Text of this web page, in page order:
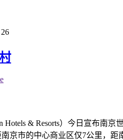
Hotels & Resorts）今日宣布南
京市的中心商业区仅7公里，距